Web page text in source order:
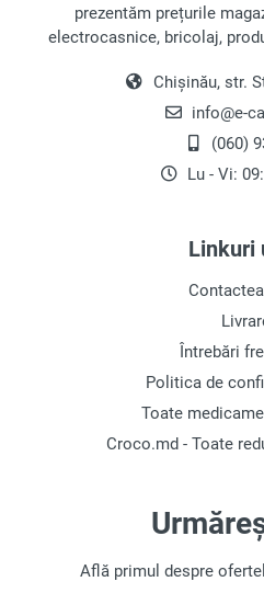
prezentăm prețurile
electrocasnice, bricolaj,
Chișinău, str.
info@e-
(060)
Lu - Vi:
Linkuri
Întrebări
Politica de
Toate
Croco.md - Toate
Află primul despre